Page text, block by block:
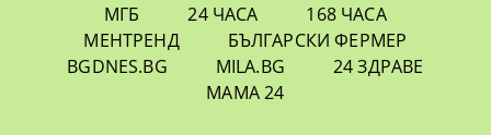
МГБ 24 ЧАСА
168 ЧАСА
МЕНТРЕНД
БЪЛГАРСКИ ФЕРМЕР
BGDNES.BG
MILA.BG
24 ЗДРАВЕ
МАМА 24